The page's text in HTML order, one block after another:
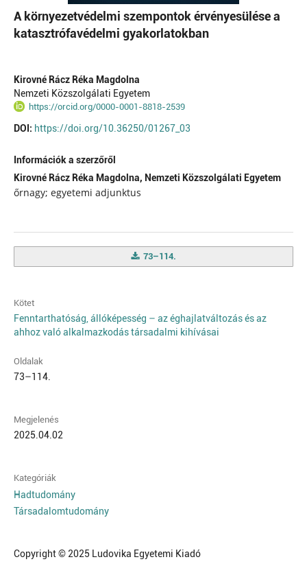
A környezetvédelmi szempontok érvényesülése a
katasztrófavédelmi gyakorlatokban
Kirovné Rácz Réka Magdolna
Nemzeti Közszolgálati Egyetem
https://orcid.org/0000-0001-8818-2539
DOI: https://doi.org/10.36250/01267_03
Információk a szerzőről
Kirovné Rácz Réka Magdolna, Nemzeti Közszolgálati Egyetem
őrnagy; egyetemi adjunktus
73–114.
Kötet
Fenntarthatóság, állóképesség – az éghajlatváltozás és az
ahhoz való alkalmazkodás társadalmi kihívásai
Oldalak
73–114.
Megjelenés
2025.04.02
Kategóriák
Hadtudomány
Társadalomtudomány
Copyright © 2025 Ludovika Egyetemi Kiadó